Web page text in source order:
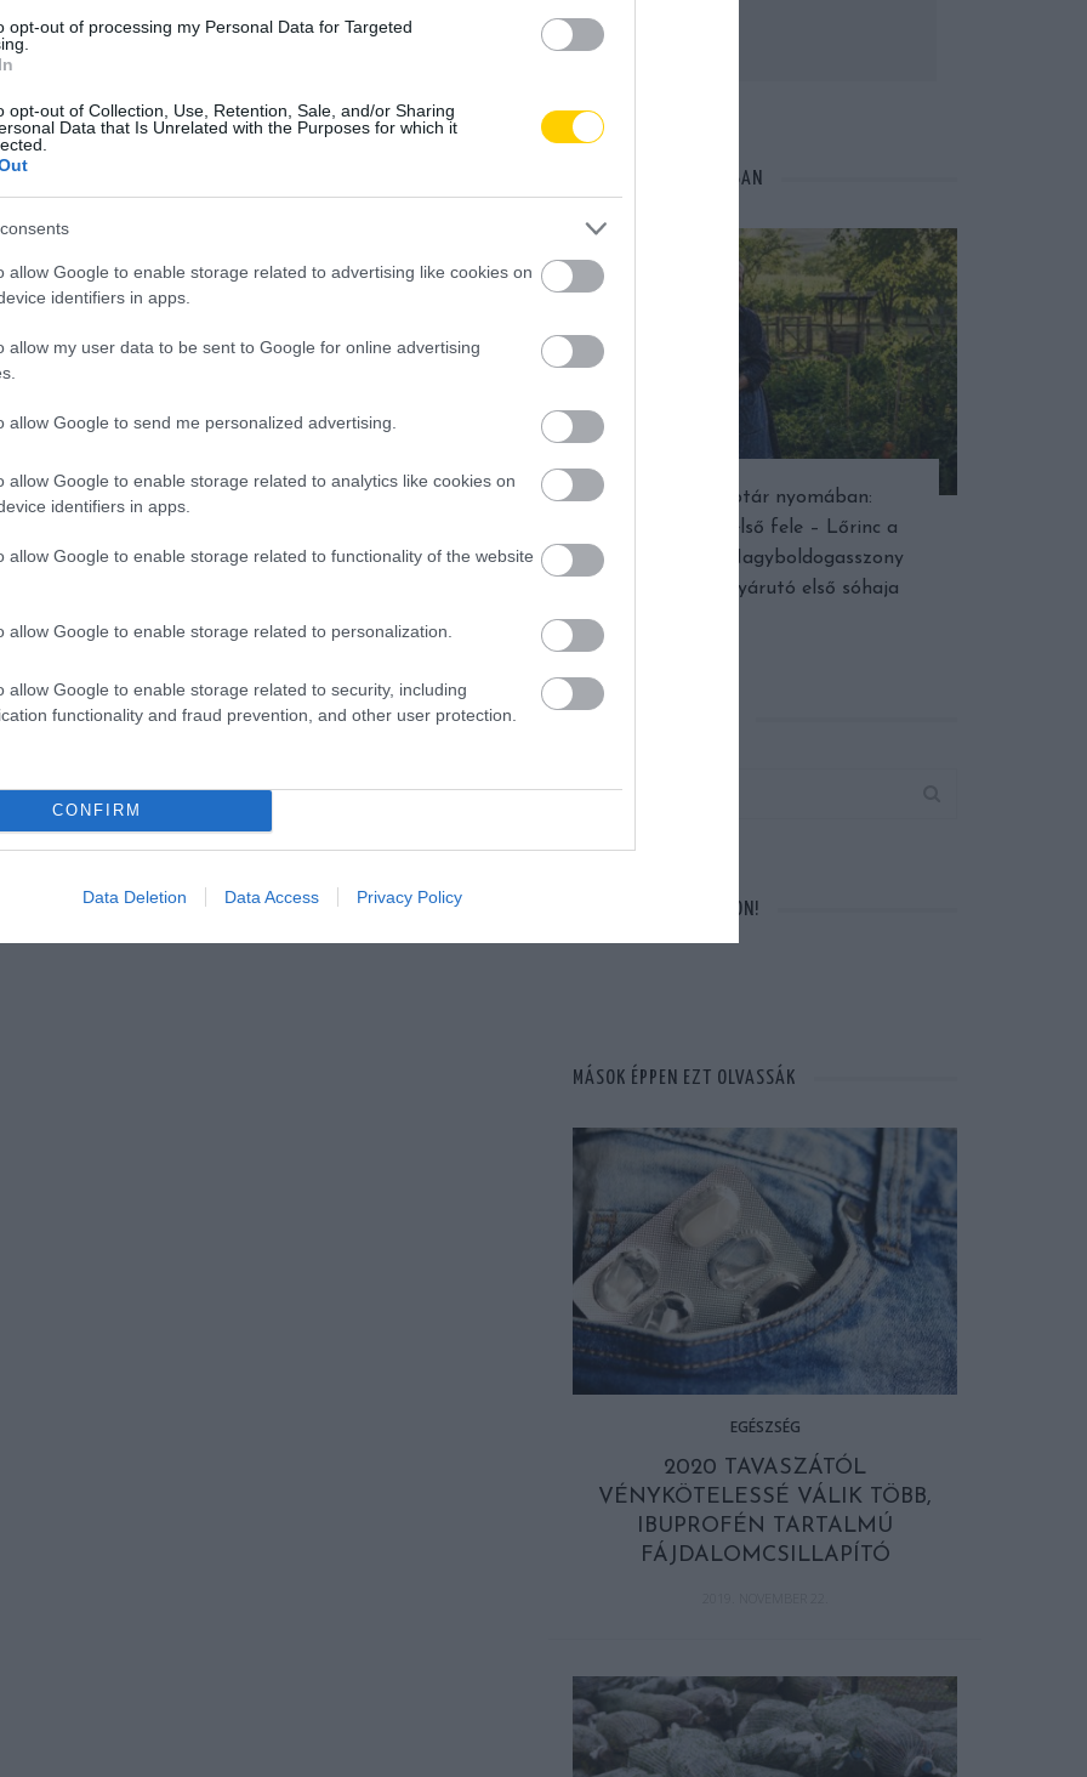
opt-out of processing my Personal Data for Targeted
opt-out of Collection, Use, Retention, Sale, and/or Sharing
Data that Is Unrelated with the Purposes for which it
allow Google to enable storage related to advertising like cookies on
identifiers in apps.
allow my user data to be sent to Google for online advertising
allow Google to send me personalized advertising.
allow Google to enable storage related to analytics like cookies on
identifiers in apps.
allow Google to enable storage related to functionality of the website
allow Google to enable storage related to personalization.
allow Google to enable storage related to security, including
functionality and fraud prevention, and other user protection.
CONFIRM
Data Deletion Data Access Privacy Policy
ban készült. Abban az időben a legtöbb európai mű
ennek mestere volt. A panel egy nagyobb munka
Krisztus szenvedését és keresztrefeszítését
míg egy másik részletet New Yorkban őriznek. A
csupán 15 munkája maradt fenn, Giotto mestereként
akarta dobni a festményt) konyhájában felfedezte a kép
októberében 26,8 millió dollárért talált gazdára, egy
bosszantó volt Franciaország számára, aminek
a műtárgyat és megtiltották, hogy az országból
és ez idő alatt a Louvre képes volt pénzt gyűjteni
és otthon tartása érdekében.
fektette le és olyan kérdéseket fogalmazott meg,
váltak: a tér, a test, a fények, az emberi érzések
szakemberek kezébe kerül a festmény. Egy
a Cimabue kortársai, Giotto és az itáliai reneszánsz
szerint az ismeretlen festmény a ‘Maestá’- hoz,
restaurációja épp zajlik. Ez a két műtárgy kerül
NÉPI NAPTÁR NYOMÁBAN
Népi naptár nyomában:
Augusztus első fele – Lőrinc a
dinnyében, Nagyboldogasszony
fénye és a nyárutó első sóhaja
VÁRUNK A FACEBOOKON!
MÁSOK ÉPPEN EZT OLVASSÁK
EGÉSZSÉG
2020 TAVASZÁTÓL
VÉNYKÖTELESSÉ VÁLIK TÖBB,
IBUPROFÉN TARTALMÚ
FÁJDALOMCSILLAPÍTÓ